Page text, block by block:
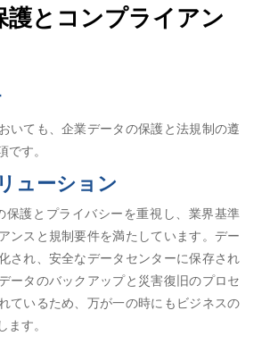
護とコンプライアン
いても、企業データの保護と法規制の遵
す。
ューション
保護とプライバシーを重視し、業界基準
ンスと規制要件を満たしています。デー
され、安全なデータセンターに保存され
ータのバックアップと災害復旧のプロセ
ているため、万が一の時にもビジネスの
す。